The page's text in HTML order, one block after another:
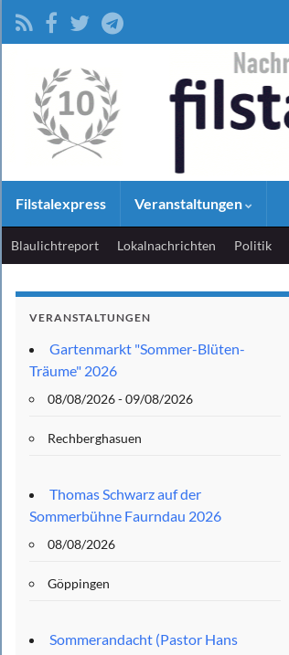
Filstalexpress Veranstaltungen
Blaulichtreport Lokalnachrichten Politik
VERANSTALTUNGEN
Gartenmarkt "Sommer-Blüten-
Träume" 2026
08/08/2026 - 09/08/2026
Rechberghasuen
Thomas Schwarz auf der
Sommerbühne Faurndau 2026
08/08/2026
Göppingen
Sommerandacht (Pastor Hans